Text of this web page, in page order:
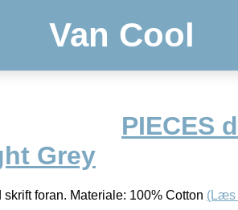
Van Cool
PIECES
Grey
foran. Materiale: 100% Cotton (Læs